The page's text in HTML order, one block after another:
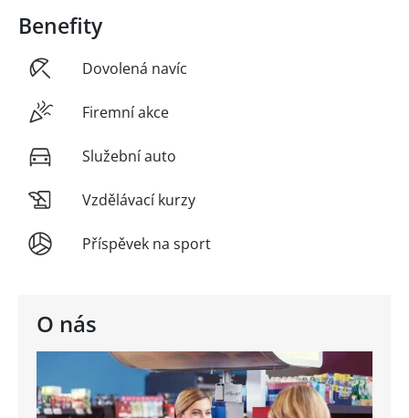
O nás
Benefity
Dovolená navíc
Firemní akce
Služební auto
Vzdělávací kurzy
Příspěvek na sport